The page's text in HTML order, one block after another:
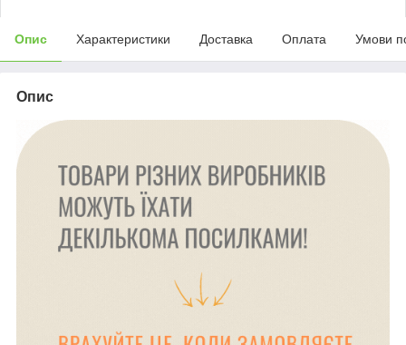
Опис Характеристики Доставка Оплата Умови
Опис